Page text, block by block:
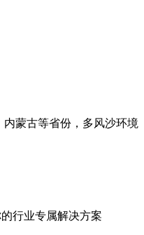
蒙古等省份，多风沙环境
行业专属解决方案